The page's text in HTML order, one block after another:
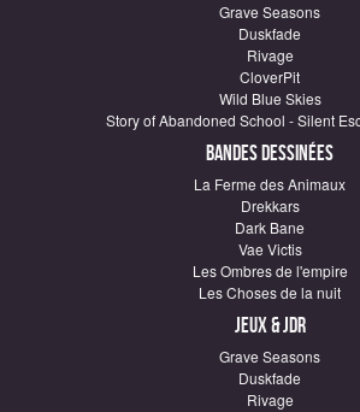
Grave Seasons
Duskfade
Rivage
CloverPit
Wild Blue Skies
Story of Abandoned School - Silent
Bandes dessinées
La Ferme des Animaux
Drekkars
Dark Bane
Vae Victis
Les Ombres de l'empire
Les Choses de la nuit
Jeux & JDR
Grave Seasons
Duskfade
Rivage